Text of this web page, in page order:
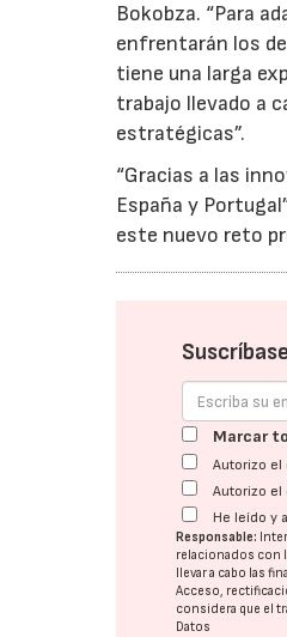
Bokobza. “Para
enfrentarán los
tiene una larga
trabajo llevado a
estratégicas”.
“Gracias a las
España y
este nuevo reto
Marcar
Autorizo el
Autorizo el
He leído y
Responsable:
relacionados con
llevar a cabo las
Acceso,
considera que el
Datos